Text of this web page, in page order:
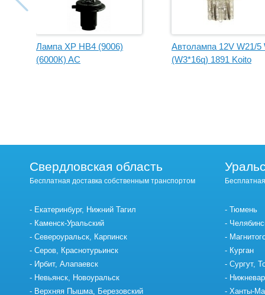
Лампа XP HB4 (9006)
(6000К) AC
Автолампа 12V W21/5
(W3*16q) 1891 Koito
Свердловская область
Бесплатная доставка собственным транспортом
Екатеринбург, Нижний Тагил
Каменск-Уральский
Североуральск, Карпинск
Серов, Краснотурьинск
Ирбит, Алапаевск
Невьянск, Новоуральск
Верхняя Пышма, Березовский
Тюмень
Курган
Сургут,
Ханты-